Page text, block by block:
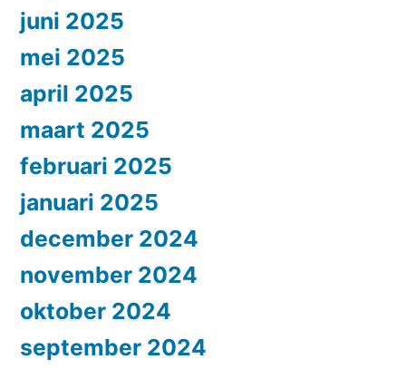
juni 2025
mei 2025
april 2025
maart 2025
februari 2025
januari 2025
december 2024
november 2024
oktober 2024
september 2024